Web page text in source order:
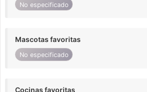
No especificado
Mascotas favoritas
No especificado
Cocinas favoritas